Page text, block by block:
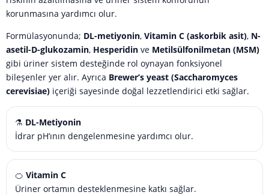
korunmasına yardımcı olur.
Formülasyonunda; DL-metiyonin, Vitamin C (askorbik asit), N-
asetil-D-glukozamin, Hesperidin ve Metilsülfonilmetan (MSM)
gibi üriner sistem desteğinde rol oynayan fonksiyonel
bileşenler yer alır. Ayrıca Brewer’s yeast (Saccharomyces
cerevisiae) içeriği sayesinde doğal lezzetlendirici etki sağlar.
⚗️ DL-Metiyonin
İdrar pH’ının dengelenmesine yardımcı olur.
🍊 Vitamin C
Üriner ortamın desteklenmesine katkı sağlar.